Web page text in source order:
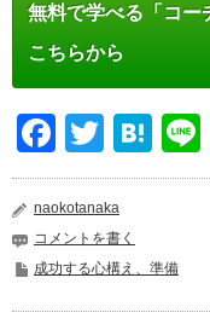
無料で学べる「コー
こちらから
Facebook
Twitter
naokotanaka
コメントを書く
成功する心構え、準備